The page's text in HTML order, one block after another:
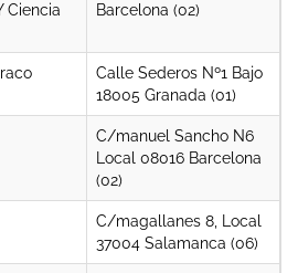
Ciencia
Barcelona (02)
Calle Sederos Nº1 Bajo
18005 Granada (01)
C/manuel Sancho N6
Local 08016 Barcelona
(02)
C/magallanes 8, Local
37004 Salamanca (06)